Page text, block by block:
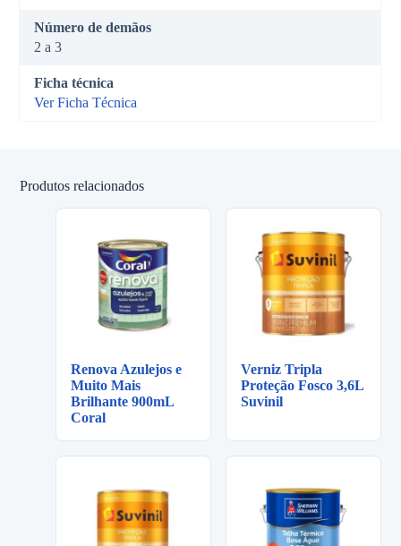
Número de demãos
2 a 3
Ficha técnica
Ver Ficha Técnica
Produtos relacionados
Renova Azulejos e
Muito Mais
Brilhante 900mL
Coral
Verniz Tripla
Proteção Fosco 3,6L
Suvinil